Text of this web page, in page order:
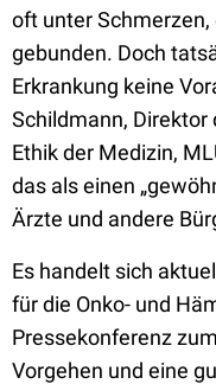
oft unter Schmerzen,
gebunden. Doch
Erkrankung keine
Schildmann, Direktor
Ethik der Medizin,
das als einen
Ärzte und andere
Es handelt sich
für die Onko- und
Pressekonferenz
Vorgehen und eine